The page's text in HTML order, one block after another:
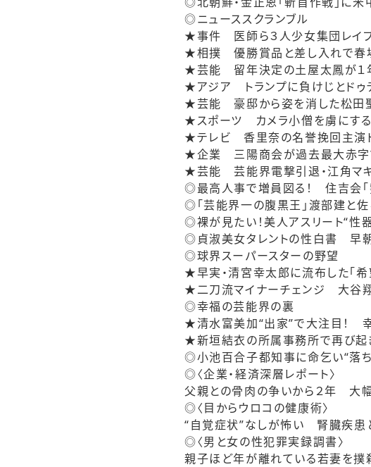
◎ニューススクランブル
★事件 医師ら３人少女集団レイ
★相撲 優勝賞品と差し入れで春
★芸能 留年決定の土屋太鳳が１
★アジア トランプに負けじとドゥ
★芸能 豪邸から姿を消した松田
★スポーツ カメラ小僧を虜にす
★テレビ 香里奈の名誉挽回主演
★企業 三陽商会が過去最大赤字
★芸能 芸能界電撃引退・江角マ
◎最高人事で増員図る！ 住吉会「
◎「芸能界一の腹黒王」渡部建と
◎裸が見たい！美人アスリート“性
◎貞淑美女タレントの性白書 早
◎球界スーパースターの野望
★早実・清宮幸太郎に流布した「
★二刀流マイナーチェンジ 大谷
◎幸福の芸能界の裏
★清水富美加“出家”で大注目！
★新垣結衣の所属事務所で再び起
◎小池百合子都知事に命乞い“落
◎〈企業・経済深層レポート〉
父親との骨肉の争いから２年 大
◎〈目からウロコの健康術〉
“自覚症状”なしが怖い 腎臓疾患
◎〈男と女の性犯罪実録調書〉
親子ほど年が離れている若妻を